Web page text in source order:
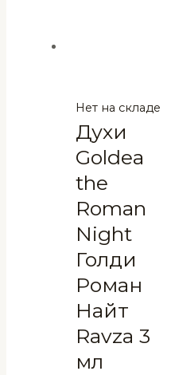
Нет на складе
Духи
Goldea
the
Roman
Night
Голди
Роман
Найт
Ravza 3
мл